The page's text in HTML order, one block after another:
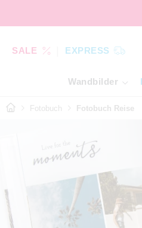
SALE EXPRESS
Wandbilder
Fotobuch Fotobuch Reise